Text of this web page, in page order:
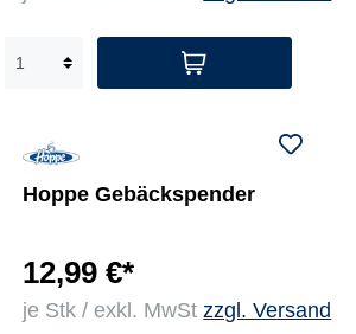
Hoppe Gebäckspender
12,99 €*
je Stk / exkl. MwStzzgl. Versand